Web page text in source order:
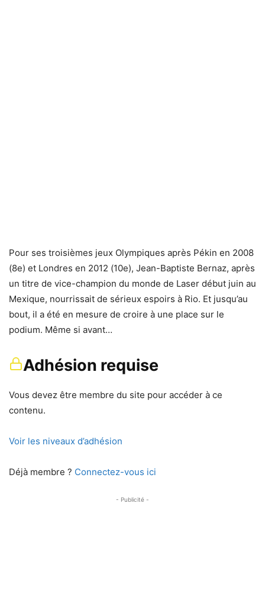
Pour ses troisièmes jeux Olympiques après Pékin en 2008
(8e) et Londres en 2012 (10e), Jean-Baptiste Bernaz, après
un titre de vice-champion du monde de Laser début juin au
Mexique, nourrissait de sérieux espoirs à Rio. Et jusqu’au
bout, il a été en mesure de croire à une place sur le
podium. Même si avant…
Adhésion requise
Vous devez être membre du site pour accéder à ce
contenu.
Voir les niveaux d’adhésion
Déjà membre ? Connectez-vous ici
- Publicité -